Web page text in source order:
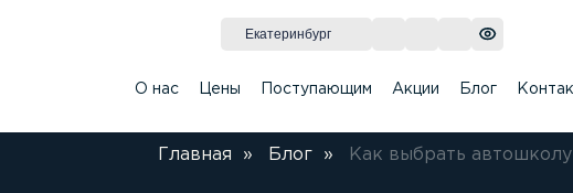
Екатеринбург
О нас Цены Поступающим Акции Блог
Теоретические занятия
Главная » Блог » Как выбрать автошколу